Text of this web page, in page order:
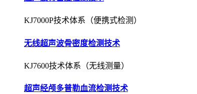
KJ7600技术体系（无线测量）
超声经颅多普勒血流检测技术
M技术体系（无创血流测量）
超声经颅多普勒血流检测技术